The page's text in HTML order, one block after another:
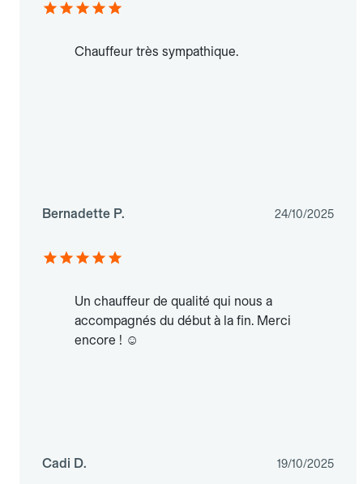
Chauffeur très sympathique.
Bernadette P. 24/10/2025
Un chauffeur de qualité qui nous a
accompagnés du début à la fin. Merci
encore ! ☺️
Cadi D. 19/10/2025